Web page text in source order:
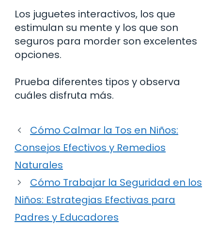
Los juguetes interactivos, los que
estimulan su mente y los que son
seguros para morder son excelentes
opciones.
Prueba diferentes tipos y observa
cuáles disfruta más.
Cómo Calmar la Tos en Niños:
Consejos Efectivos y Remedios
Naturales
Cómo Trabajar la Seguridad en los
Niños: Estrategias Efectivas para
Padres y Educadores